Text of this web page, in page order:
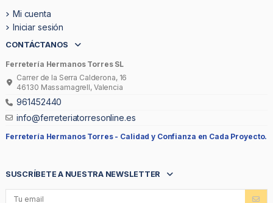
Mi cuenta
Iniciar sesión
CONTÁCTANOS
Ferretería Hermanos Torres SL
Carrer de la Serra Calderona, 16
46130 Massamagrell, Valencia
961452440
info@ferreteriatorresonline.es
Ferretería Hermanos Torres - Calidad y Confianza en Cada Proyecto.
SUSCRÍBETE A NUESTRA NEWSLETTER